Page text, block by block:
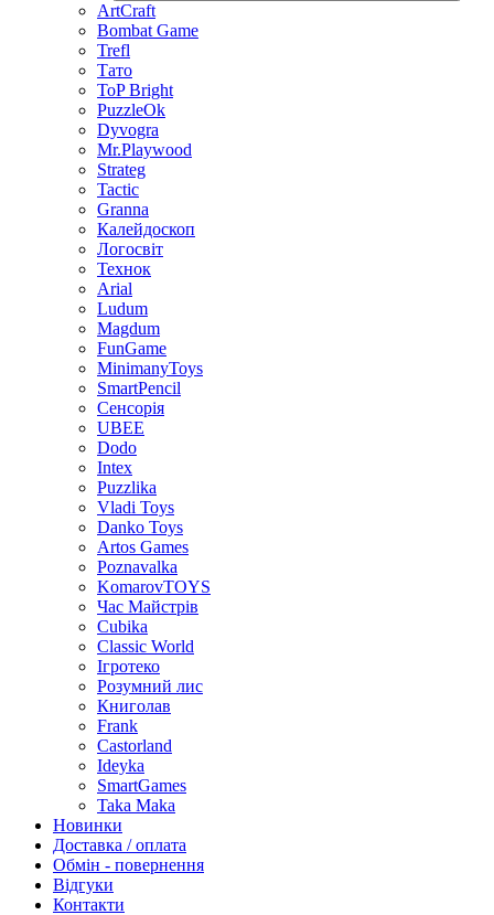
ArtCraft
Bombat Game
Trefl
Тато
ToP Bright
PuzzleOk
Dyvogra
Mr.Playwood
Strateg
Tactic
Granna
Калейдоскоп
Логосвіт
Технок
Arial
Ludum
Magdum
FunGame
MinimanyToys
SmartPencil
Сенсорія
UBEE
Dodo
Intex
Puzzlika
Vladi Toys
Danko Toys
Artos Games
Poznavalka
KomarovTOYS
Час Майстрів
Cubika
Classic World
Ігротеко
Розумний лис
Книголав
Frank
Castorland
Ideyka
SmartGames
Taka Maka
Новинки
Доставка / оплата
Обмін - повернення
Відгуки
Контакти